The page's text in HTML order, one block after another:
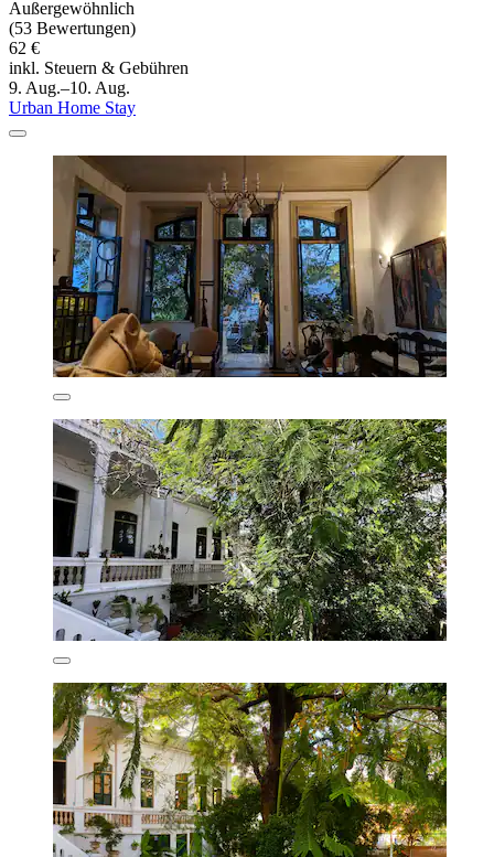
Außergewöhnlich
(53 Bewertungen)
62 €
inkl. Steuern & Gebühren
9. Aug.–10. Aug.
Urban Home Stay